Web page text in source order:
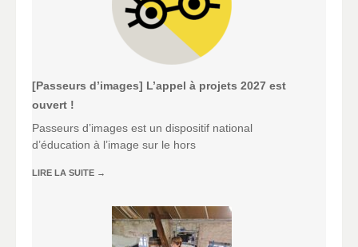
[Passeurs d’images] L’appel à projets 2027 est
ouvert !
Passeurs d’images est un dispositif national
d’éducation à l’image sur le hors
LIRE LA SUITE →